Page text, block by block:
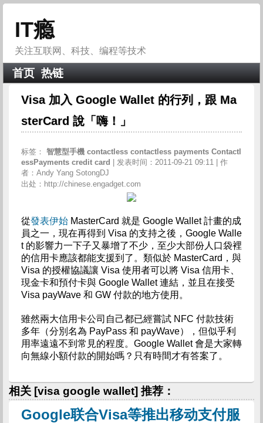
IT瘾
关注互联网、科技、编程等技术
首页 热链
Visa 加入 Google Wallet 的行列，跟 Ma
sterCard 說「嗨！」
标签： 智慧型手機 contactless contactless payments Contactl
essPayments credit card
| 发表时间：2011-09-21 09:11 | 作
者：Andy Yang SotongDJ
出处：http://chinese.engadget.com
從發表伊始MasterCard 就是 Google Wallet 計畫的成
員之一，現在再得到 Visa 的支持之後，Google Walle
t 的影響力一下子又暴增了不少，至少大部份人口袋裡
的信用卡應該都能支援到了。類似於 MasterCard，與
Visa 的授權協議讓 Visa 使用者可以將 Visa 信用卡、
現金卡和預付卡與 Google Wallet 連結，並且在接受
Visa payWave 和 GW 付款的地方使用。
雖然兩大信用卡公司自己都已經嘗試 NFC 付款技術
多年（分別名為 PayPass 和 payWave），但似乎利
用率遠遠不到常見的程度。Google Wallet 會是大家轉
向無線小額付款的開始嗎？只有時間才有答案了。
相关 [visa google wallet] 推荐：
Google联合Visa等推出移动支付服